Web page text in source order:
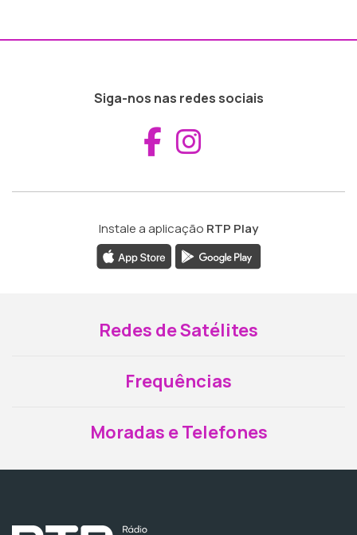
Siga-nos nas redes sociais
Aceder ao
Instale a aplicação RTP Play
Redes de Satélites
Frequências
Moradas e Telefones